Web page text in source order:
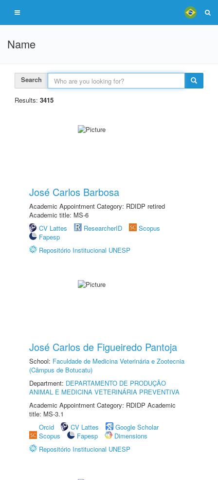
Name
Search
Results: 3415
José Carlos Barbosa
Academic Appointment Category: RDIDP retired
Academic title: MS-6
CV Lattes
ResearcherID
Scopus
Fapesp
Repositório Institucional UNESP
José Carlos de Figueiredo Pantoja
School: Faculdade de Medicina Veterinária e Zootecnia
(Câmpus de Botucatu)
Department: DEPARTAMENTO DE PRODUÇÃO
ANIMAL E MEDICINA VETERINÁRIA PREVENTIVA
Academic Appointment Category: RDIDP Academic
title: MS-3.1
Orcid
CV Lattes
Google Scholar
Scopus
Fapesp
Dimensions
Repositório Institucional UNESP